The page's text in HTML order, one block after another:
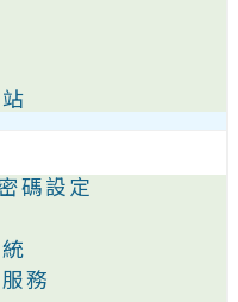
碼設定
務